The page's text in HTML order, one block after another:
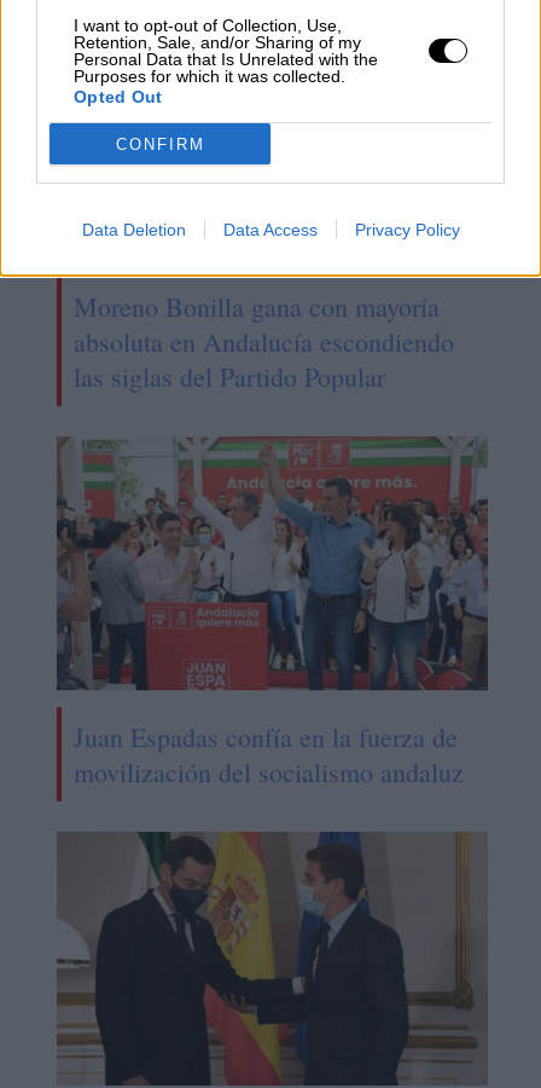
I want to opt-out of Collection, Use,
Retention, Sale, and/or Sharing of my
Personal Data that Is Unrelated with the
Purposes for which it was collected.
Opted Out
CONFIRM
Data Deletion Data Access Privacy Policy
Moreno Bonilla gana con mayoría
absoluta en Andalucía escondiendo
las siglas del Partido Popular
Juan Espadas confía en la fuerza de
movilización del socialismo andaluz